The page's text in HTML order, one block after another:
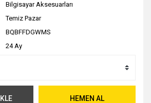
Bilgisayar Aksesuarları
Temiz Pazar
BQBFFDGWMS
24 Ay
HEMEN AL